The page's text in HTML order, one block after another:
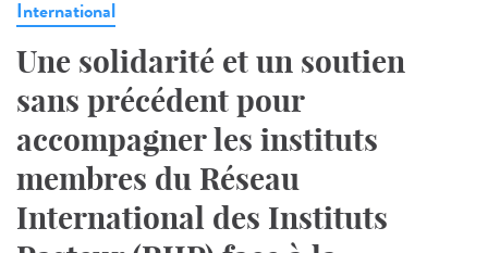
International
Une solidarité et un soutien
sans précédent pour
accompagner les instituts
membres du Réseau
International des Instituts